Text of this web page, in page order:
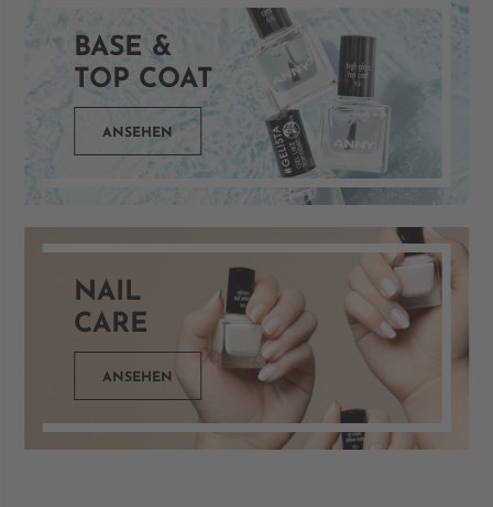
BASE &
TOP COAT
ANSEHEN
NAIL
CARE
ANSEHEN